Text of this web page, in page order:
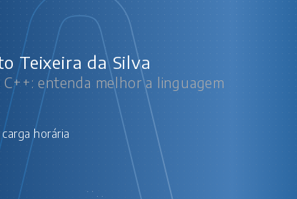
Teixeira da Silva
C++: entenda melhor a linguagem
Processo de compilação
Ambiente profissional
Gerenciamento de memória